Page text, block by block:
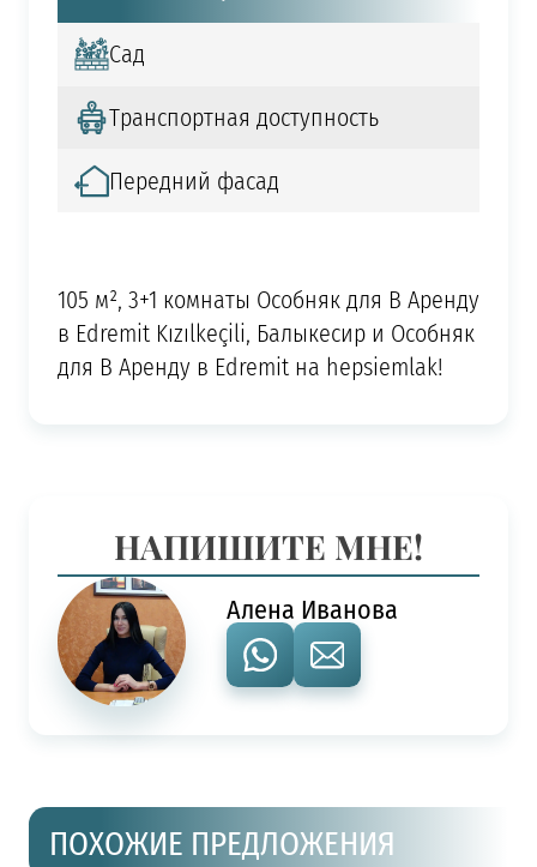
Сад
Транспортная доступность
Передний фасад
105 м², 3+1 комнаты Особняк для В Аренду
в Edremit Kızılkeçili, Балыкесир и Особняк
для В Аренду в Edremit на hepsiemlak!
НАПИШИТЕ МНЕ!
Алена Иванова
ПОХОЖИЕ ПРЕДЛОЖЕНИЯ